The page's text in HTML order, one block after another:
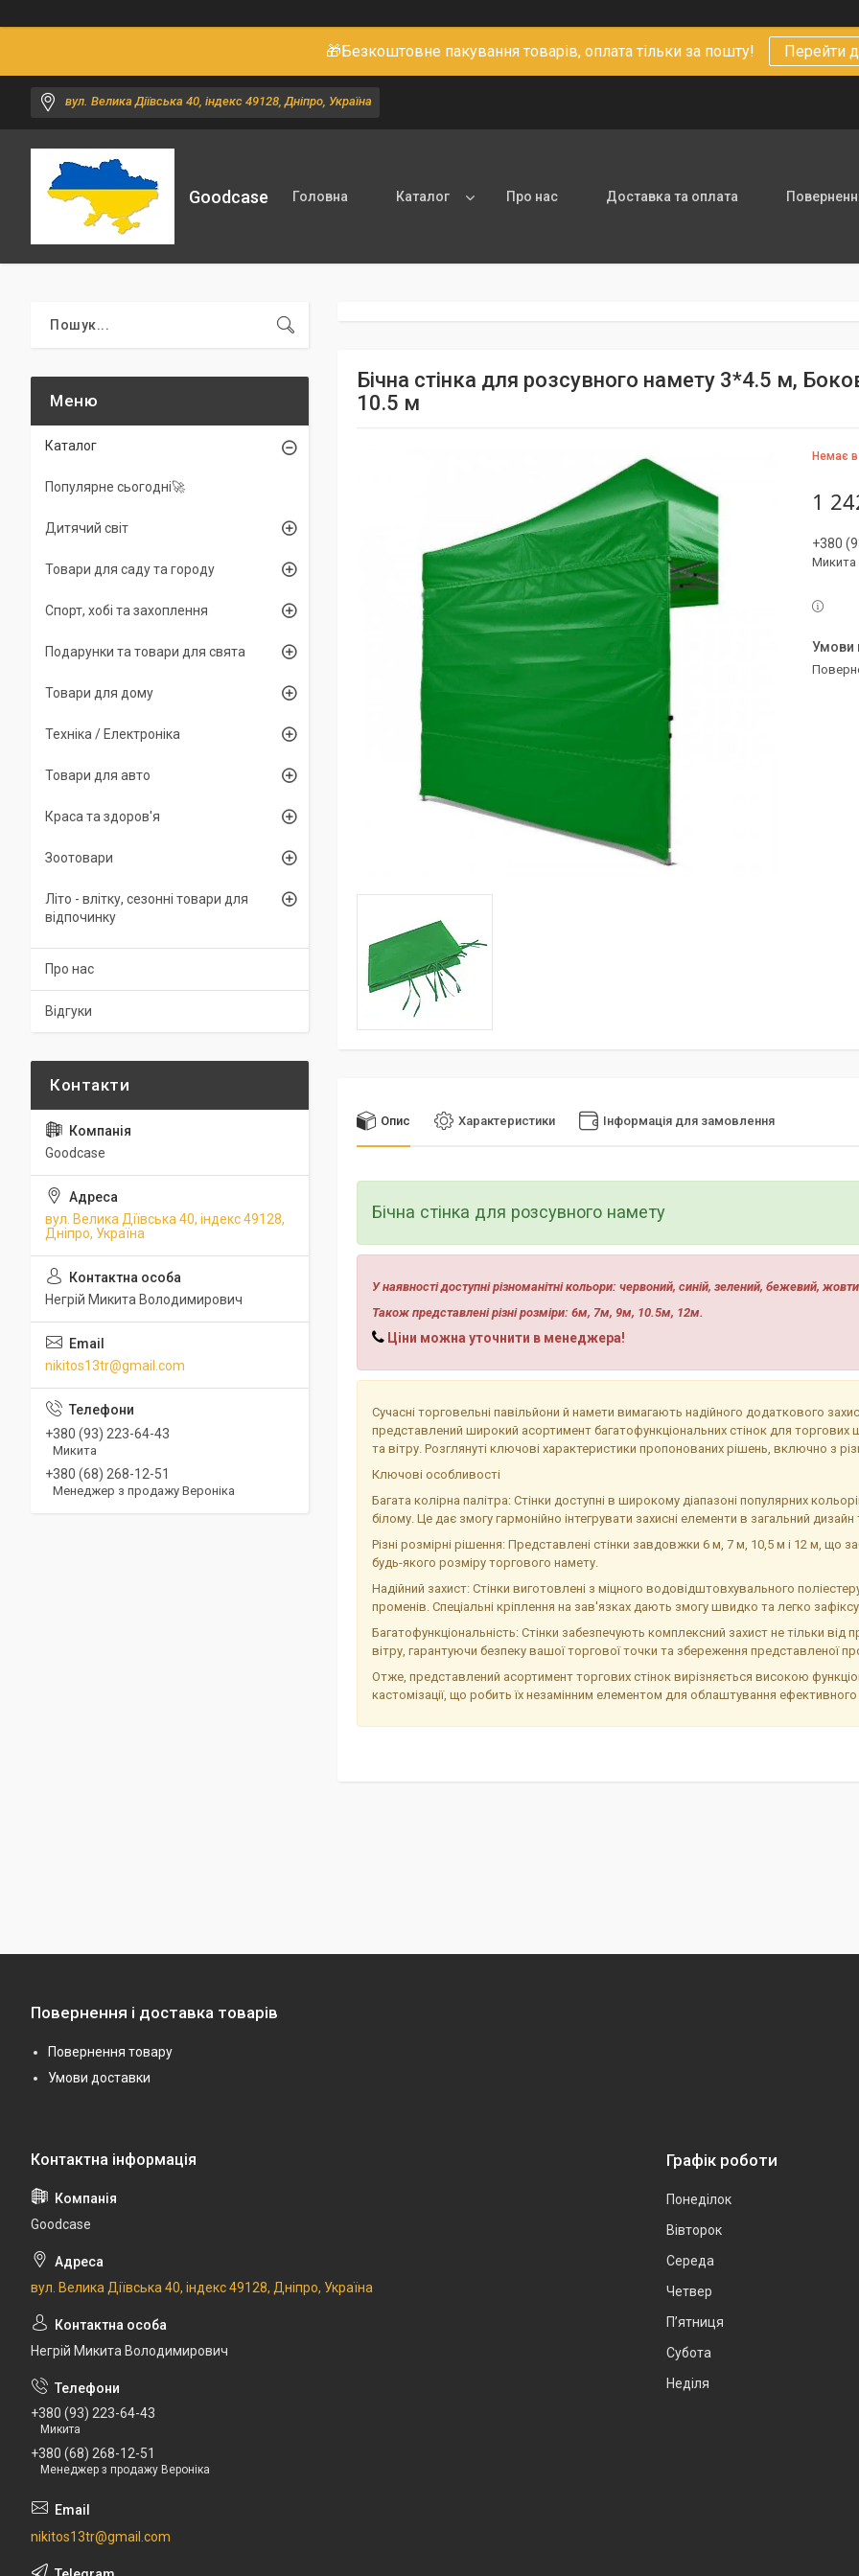
🎁Безкоштовне пакування товарів, оплата тільки за пошту! Перейти
вул. Велика Діївська 40, індекс 49128, Дніпро, Україна
Goodcase Головна Каталог Про нас Доставка та оплата
Бічна стінка для розсувного намету 3*4.5 м,
10.5 м
Немає в
1
+380
Микита
Опис Характеристики Інформація для замовлення
Бічна стінка для розсувного намету
У наявності доступні різноманітні кольори: червоний, синій, зелений, бежевий,
Також представлені різні розміри: 6м, 7м, 9м, 10.5м, 12м.
Ціни можна уточнити в менеджера!
Сучасні торговельні павільйони й намети вимагають надійного додаткового
представлений широкий асортимент багатофункціональних стінок для торгових
та вітру. Розглянуті ключові характеристики пропонованих рішень, включно з
Ключові особливості
Багата колірна палітра: Стінки доступні в широкому діапазоні популярних
білому. Це дає змогу гармонійно інтегрувати захисні елементи в загальний
Різні розмірні рішення: Представлені стінки завдовжки 6 м, 7 м, 10,5 м і 12 м, що
будь-якого розміру торгового намету.
Надійний захист: Стінки виготовлені з міцного водовідштовхувального
променів. Спеціальні кріплення на зав'язках дають змогу швидко та легко
Багатофункціональність: Стінки забезпечують комплексний захист не тільки від
вітру, гарантуючи безпеку вашої торгової точки та збереження представленої
Отже, представлений асортимент торгових стінок вирізняється високою
кастомізації, що робить їх незамінним елементом для облаштування
Каталог
Популярне сьогодні🚀
Дитячий світ
Товари для саду та городу
Спорт, хобі та захоплення
Подарунки та товари для свята
Товари для дому
Техніка / Електроніка
Товари для авто
Краса та здоров'я
Зоотовари
Літо - влітку, сезонні товари для
відпочинку
Про нас
Відгуки
Goodcase
вул. Велика Діївська 40, індекс 49128,
Дніпро, Україна
Негрій Микита Володимирович
nikitos13tr@gmail.com
+380 (93) 223-64-43
Микита
+380 (68) 268-12-51
Менеджер з продажу Вероніка
Повернення і доставка товарів
Повернення товару
Умови доставки
Goodcase
вул. Велика Діївська 40, індекс 49128, Дніпро, Україна
Негрій Микита Володимирович
+380 (93) 223-64-43
Микита
+380 (68) 268-12-51
Менеджер з продажу Вероніка
nikitos13tr@gmail.com
Графік роботи
Понеділок
Вівторок
Середа
Четвер
Пʼятниця
Субота
Неділя